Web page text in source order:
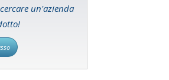
un'azienda